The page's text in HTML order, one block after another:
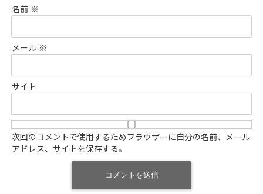
名前 ※
メール ※
サイト
次回のコメントで使用するためブラウザーに自分の名前、メール
アドレス、サイトを保存する。